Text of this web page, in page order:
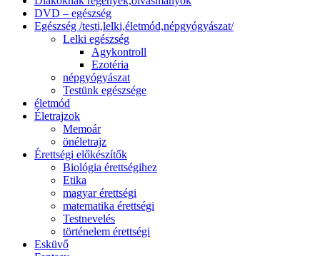
DVD – egészség
Egészség /testi,lelki,életmód,népgyógyászat/
Lelki egészség
Agykontroll
Ezotéria
népgyógyászat
Testünk egészsége
életmód
Életrajzok
Memoár
önéletrajz
Érettségi előkészítők
Biológia érettségihez
Etika
magyar érettségi
matematika érettségi
Testnevelés
történelem érettségi
Esküvő